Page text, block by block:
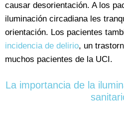
causar desorientación. A los
iluminación circadiana les
orientación. Los pacientes
incidencia de delirio, un
muchos pacientes de la UCI.
La importancia de la